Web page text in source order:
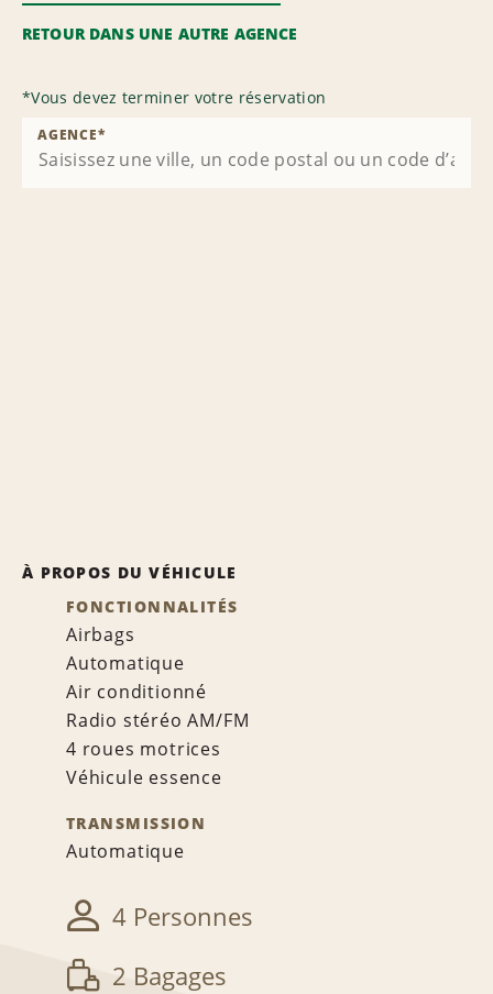
RETOUR DANS UNE AUTRE AGENCE
*Vous devez terminer votre réservation
AGENCE*
À PROPOS DU VÉHICULE
FONCTIONNALITÉS
Airbags
Automatique
Air conditionné
Radio stéréo AM/FM
4 roues motrices
Véhicule essence
TRANSMISSION
Automatique
4 Personnes
2 Bagages